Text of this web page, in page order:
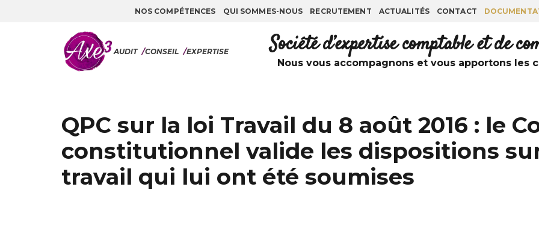
NOS COMPÉTENCES QUI SOMMES-NOUS RECRUTEMENT ACTUALITÉS CONTACT
AUDIT /CONSEIL /EXPERTISE Société d’expertise comptable et de
Nous vous accompagnons et vous apportons les
QPC sur la loi Travail du 8 août 2016 : le
constitutionnel valide les dispositions
travail qui lui ont été soumises